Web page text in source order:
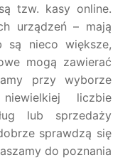
tzw. kasy online.
urządzeń – mają
są nieco większe,
mogą zawierać
przy wyborze
liczbie
lub sprzedaży
sprawdzą się
do poznania